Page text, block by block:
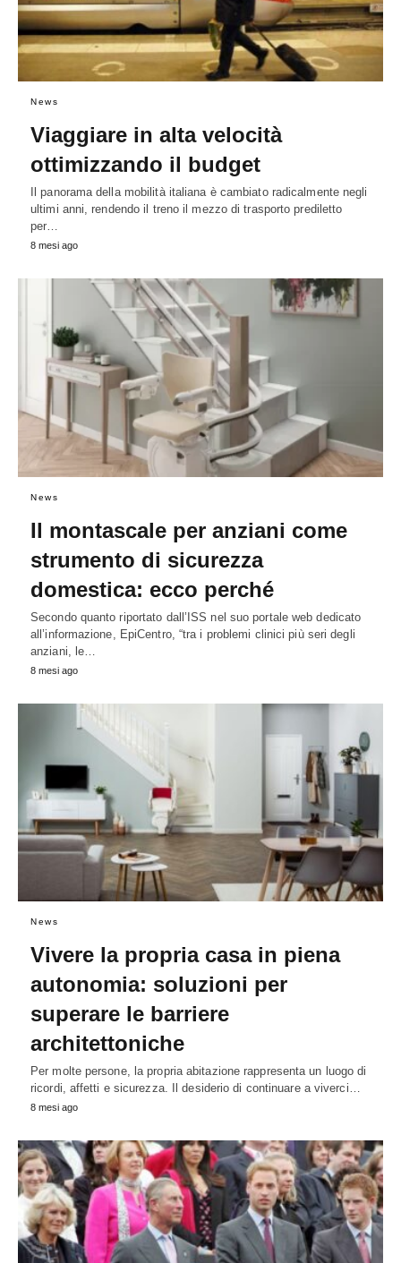
News
Viaggiare in alta velocità
ottimizzando il budget
Il panorama della mobilità italiana è cambiato radicalmente negli
ultimi anni, rendendo il treno il mezzo di trasporto prediletto
per…
8 mesi ago
News
Il montascale per anziani come
strumento di sicurezza
domestica: ecco perché
Secondo quanto riportato dall’ISS nel suo portale web dedicato
all’informazione, EpiCentro, “tra i problemi clinici più seri degli
anziani, le…
8 mesi ago
News
Vivere la propria casa in piena
autonomia: soluzioni per
superare le barriere
architettoniche
Per molte persone, la propria abitazione rappresenta un luogo di
ricordi, affetti e sicurezza. Il desiderio di continuare a viverci…
8 mesi ago